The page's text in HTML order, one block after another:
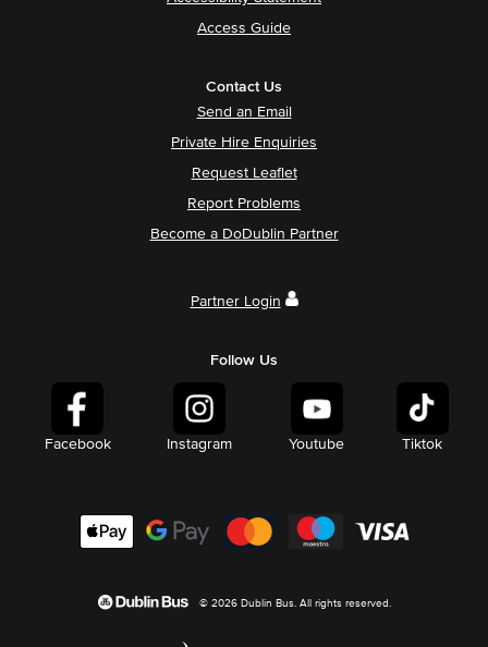
Access Guide
Contact Us
Send an Email
Private Hire Enquiries
Request Leaflet
Report Problems
Become a DoDublin Partner
Partner Login
Follow Us
Facebook Instagram Youtube Tiktok
© 2026 Dublin Bus. All rights reserved.